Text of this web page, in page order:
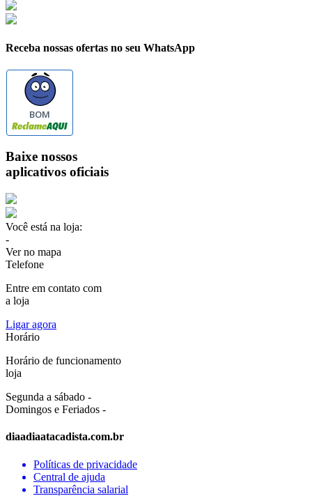
Receba nossas ofertas no seu WhatsApp
BOM
Baixe nossos
aplicativos oficiais
Você está na loja:
-
Ver no mapa
Telefone
Entre em contato com
a loja
Ligar agora
Horário
Horário de funcionamento
loja
Segunda a sábado -
Domingos e Feriados -
diaadiaatacadista.com.br
Políticas de privacidade
Central de ajuda
Transparência salarial